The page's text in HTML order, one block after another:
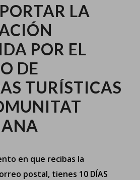
LA
POR EL
DE
TURÍSTICAS
en que recibas la
postal, tienes 10 DÍAS